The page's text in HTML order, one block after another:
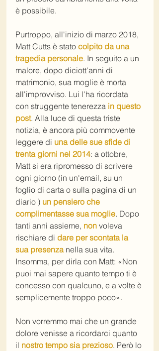
è possibile.
Purtroppo, all'inizio di marzo 2018,
Matt Cutts è stato colpito da una
tragedia personale. In seguito a un
malore, dopo diciott'anni di
matrimonio, sua moglie è morta
all'improvviso. Lui l'ha ricordata
con struggente tenerezza in questo
post. Alla luce di questa triste
notizia, è ancora più commovente
leggere di una delle sue sfide di
trenta giorni nel 2014: a ottobre,
Matt si era ripromesso di scrivere
ogni giorno (in un'email, su un
foglio di carta o sulla pagina di un
diario ) un pensiero che
complimentasse sua moglie. Dopo
tanti anni assieme, non voleva
rischiare di dare per scontata la
sua presenza nella sua vita.
Insomma, per dirla con Matt: «Non
puoi mai sapere quanto tempo ti è
concesso con qualcuno, e a volte è
semplicemente troppo poco».
Non vorremmo mai che un grande
dolore venisse a ricordarci quanto
il nostro tempo sia prezioso. Però lo